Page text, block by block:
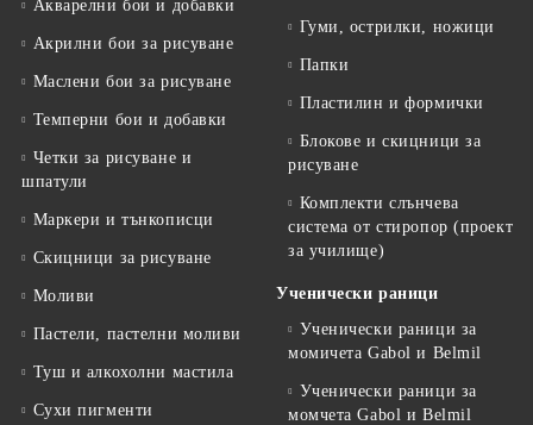
Акварелни бои и добавки
Акрилни бои за рисуване
Маслени бои за рисуване
Темперни бои и добавки
Четки за рисуване и
шпатули
Маркери и тънкописци
Скицници за рисуване
Моливи
Пастели, пастелни моливи
Туш и алкохолни мастила
Сухи пигменти
Гуми, острилки, ножици
Папки
Пластилин и формички
Блокове и скицници за
рисуване
Комплекти слънчева
система от стиропор (проект
за училище)
Ученически раници
Ученически раници за
момичета Gabol и Belmil
Ученически раници за
момчета Gabol и Belmil